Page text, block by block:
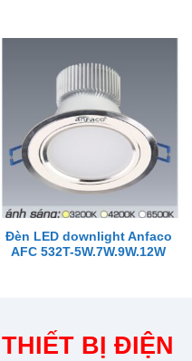
Đèn LED downlight Anfaco
AFC 532T-5W.7W.9W.12W
BỊ ĐIỆN